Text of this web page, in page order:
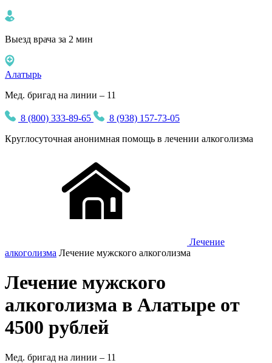
Выезд врача за 2 мин
Алатырь
Мед. бригад на линии – 11
8 (800) 333-89-65
8 (938) 157-73-05
Круглосуточная анонимная помощь в лечении алкоголизма
Лечение
алкоголизма Лечение мужского алкоголизма
Лечение мужского
алкоголизма в Алатыре от
4500 рублей
Мед. бригад на линии – 11